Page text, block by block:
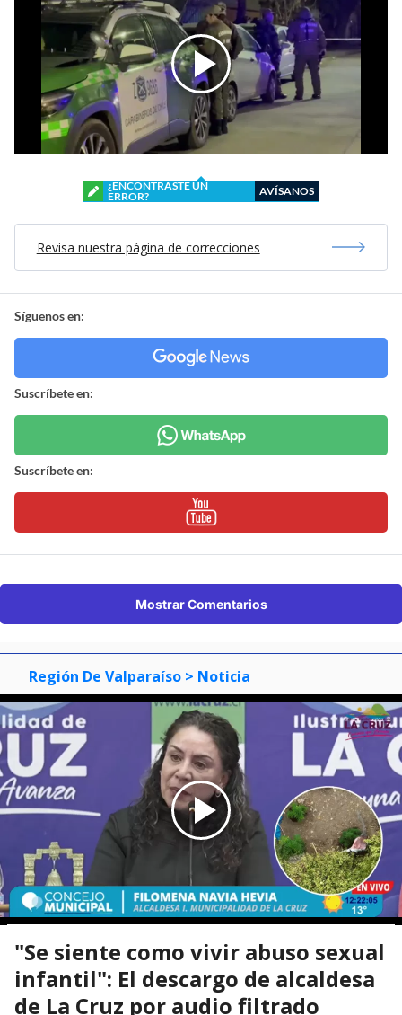
¿ENCONTRASTE UN
ERROR?
AVÍSANOS
Revisa nuestra página de correcciones
Síguenos en:
Suscríbete en:
Suscríbete en:
Mostrar Comentarios
Región De Valparaíso > Noticia
"Se siente como vivir abuso sexual
infantil": El descargo de alcaldesa
de La Cruz por audio filtrado